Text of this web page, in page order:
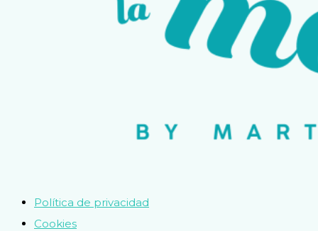
Política de privacidad
Cookies